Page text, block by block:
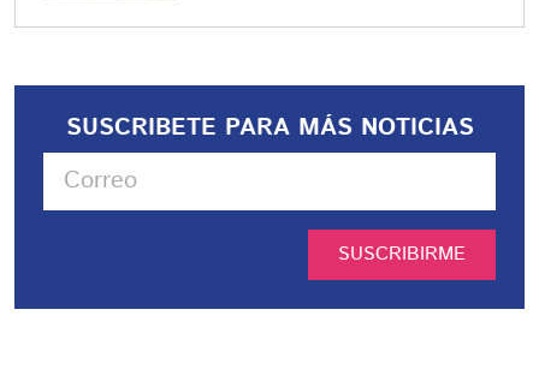
SUSCRIBETE PARA MÁS NOTICIAS
SUSCRIBIRME